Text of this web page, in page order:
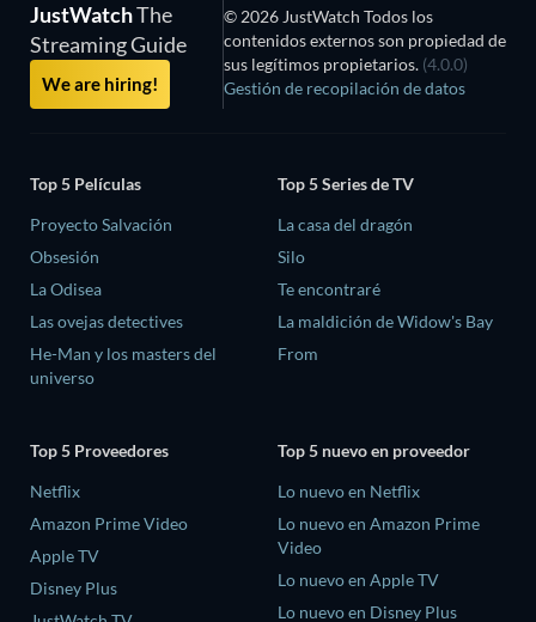
JustWatchThe
Streaming Guide
We are hiring!
© 2026 JustWatch Todos los
contenidos externos son propiedad de
sus legítimos propietarios. (4.0.0)
Gestión de recopilación de datos
Top 5 Películas
Proyecto Salvación
Obsesión
La Odisea
Las ovejas detectives
He-Man y los masters del
universo
Top 5 Series de TV
La casa del dragón
Silo
Te encontraré
La maldición de Widow's Bay
From
Top 5 Proveedores
Netflix
Amazon Prime Video
Apple TV
Disney Plus
Top 5 nuevo en proveedor
Lo nuevo en Netflix
Lo nuevo en Amazon Prime
Video
Lo nuevo en Apple TV
Lo nuevo en Disney Plus